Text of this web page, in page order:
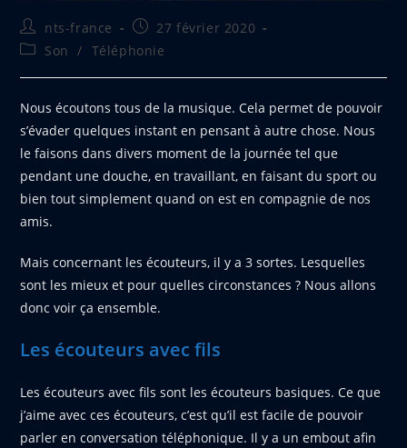
Auteur/autrice
de
la
publication :
nts-france
Publication
publiée :
27 février 2020
PostSon / Téléphonie
Nous écoutons tous de la musique. Cela permet de pouvoir
s’évader quelques instant en pensant à autre chose. Nous
le faisons dans divers moment de la journée tel que
pendant une douche, en travaillant, en faisant du sport ou
bien tout simplement quand on est en compagnie de nos
amis.
Mais concernant les écouteurs, il y a 3 sortes. Lesquelles
sont les mieux et pour quelles circonstances ? Nous allons
donc voir ça ensemble.
Les écouteurs avec fils
Les écouteurs avec fils sont les écouteurs basiques. Ce que
j’aime avec ces écouteurs, c’est qu’il est facile de pouvoir
parler en conversation téléphonique. Il y a un embout afin